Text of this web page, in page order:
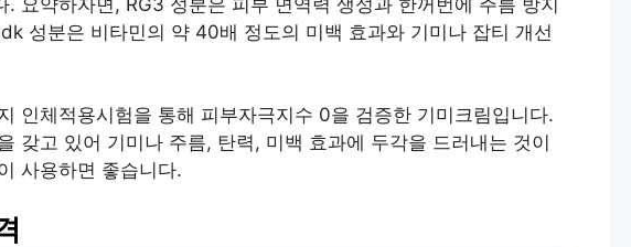
성분은 비타민의 약 40배 정도의 미백 효과와 기미나 잡티 개선
인체적용시험을 통해 피부자극지수 0을 검증한 기미크림입니다.
갖고 있어 기미나 주름, 탄력, 미백 효과에 두각을 드러내는 것이
사용하면 좋습니다.